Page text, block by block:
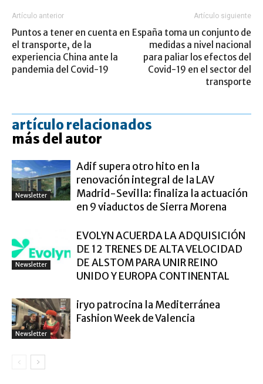
Artículo anterior
Puntos a tener en cuenta en
el transporte, de la
experiencia China ante la
pandemia del Covid-19
Artículo siguiente
España toma un conjunto de
medidas a nivel nacional
para paliar los efectos del
Covid-19 en el sector del
transporte
artículo relacionados
más del autor
Newsletter
Adif supera otro hito en la
renovación integral de la LAV
Madrid-Sevilla: finaliza la actuación
en 9 viaductos de Sierra Morena
Newsletter
EVOLYN ACUERDA LA ADQUISICIÓN
DE 12 TRENES DE ALTA VELOCIDAD
DE ALSTOM PARA UNIR REINO
UNIDO Y EUROPA CONTINENTAL
Newsletter
iryo patrocina la Mediterránea
Fashion Week de Valencia